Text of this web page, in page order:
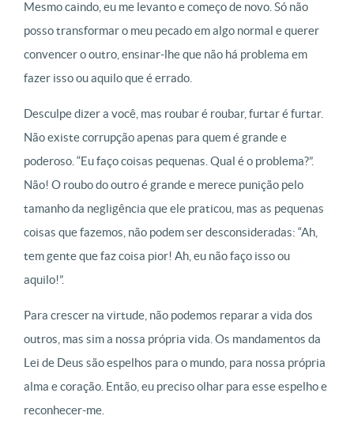
Mesmo caindo, eu me levanto e começo de novo. Só não
posso transformar o meu pecado em algo normal e querer
convencer o outro, ensinar-lhe que não há problema em
fazer isso ou aquilo que é errado.
Desculpe dizer a você, mas roubar é roubar, furtar é furtar.
Não existe corrupção apenas para quem é grande e
poderoso. “Eu faço coisas pequenas. Qual é o problema?”.
Não! O roubo do outro é grande e merece punição pelo
tamanho da negligência que ele praticou, mas as pequenas
coisas que fazemos, não podem ser desconsideradas: “Ah,
tem gente que faz coisa pior! Ah, eu não faço isso ou
aquilo!”.
Para crescer na virtude, não podemos reparar a vida dos
outros, mas sim a nossa própria vida. Os mandamentos da
Lei de Deus são espelhos para o mundo, para nossa própria
alma e coração. Então, eu preciso olhar para esse espelho e
reconhecer-me.